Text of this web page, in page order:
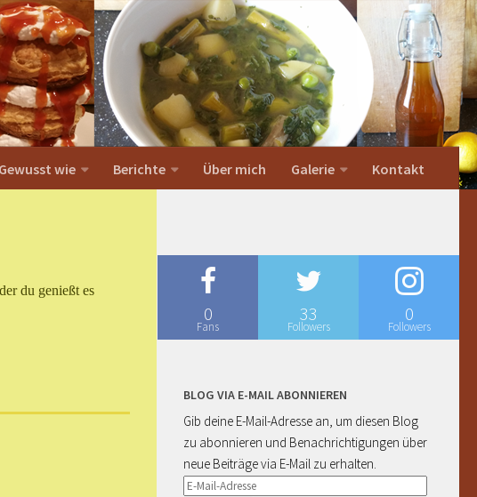
Gewusst wie Berichte Über mich Galerie Kontakt
du genießt es
0
Fans
33
Followers
0
Followers
BLOG VIA E-MAIL ABONNIEREN
Gib deine E-Mail-Adresse an, um diesen Blog
zu abonnieren und Benachrichtigungen über
neue Beiträge via E-Mail zu erhalten.
E-